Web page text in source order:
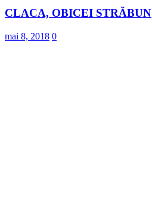
CLACA, OBICEI STRĂBUN
mai 8, 2018 0